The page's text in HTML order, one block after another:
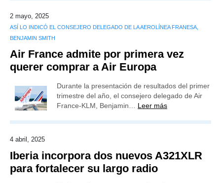
2 mayo, 2025
ASÍ LO INDICÓ EL CONSEJERO DELEGADO DE LA AEROLÍNEA FRANESA,
BENJAMIN SMITH
Air France admite por primera vez
querer comprar a Air Europa
Durante la presentación de resultados del primer
trimestre del año, el consejero delegado de Air
France-KLM, Benjamin… Leer más
4 abril, 2025
Iberia incorpora dos nuevos A321XLR
para fortalecer su largo radio